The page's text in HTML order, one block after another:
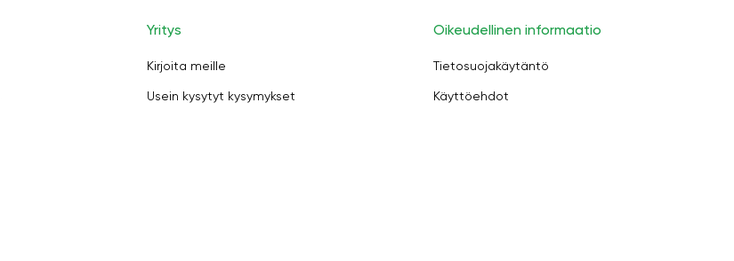
Yritys
Kirjoita meille
Usein kysytyt kysymykset
Oikeudellinen informaatio
Tietosuojakäytäntö
Käyttöehdot